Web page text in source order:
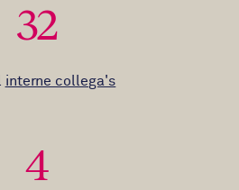
32
interne collega's
4